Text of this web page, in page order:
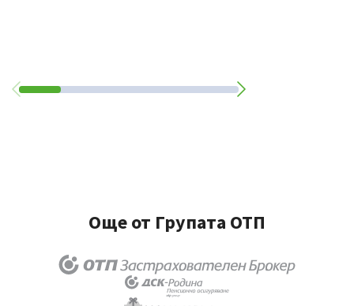
Още от Групата ОТП